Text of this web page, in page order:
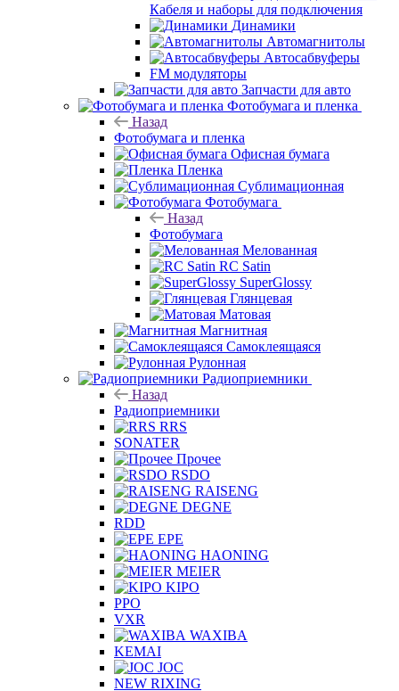
Кабеля и наборы для подключения
Динамики
Автомагнитолы
Автосабвуферы
FM модуляторы
Запчасти для авто
Фотобумага и пленка
Назад
Фотобумага и пленка
Офисная бумага
Пленка
Сублимационная
Фотобумага
Назад
Фотобумага
Мелованная
RC Satin
SuperGlossy
Глянцевая
Матовая
Магнитная
Самоклеящаяся
Рулонная
Радиоприемники
Назад
Радиоприемники
RRS
SONATER
Прочее
RSDO
RAISENG
DEGNE
RDD
EPE
HAONING
MEIER
KIPO
PPO
VXR
WAXIBA
KEMAI
JOC
NEW RIXING